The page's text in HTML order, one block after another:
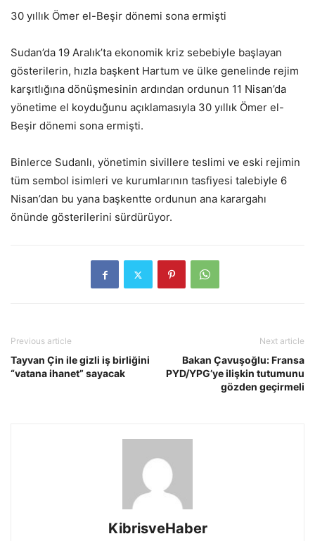
30 yıllık Ömer el-Beşir dönemi sona ermişti
Sudan’da 19 Aralık’ta ekonomik kriz sebebiyle başlayan
gösterilerin, hızla başkent Hartum ve ülke genelinde rejim
karşıtlığına dönüşmesinin ardından ordunun 11 Nisan’da
yönetime el koyduğunu açıklamasıyla 30 yıllık Ömer el-
Beşir dönemi sona ermişti.
Binlerce Sudanlı, yönetimin sivillere teslimi ve eski rejimin
tüm sembol isimleri ve kurumlarının tasfiyesi talebiyle 6
Nisan’dan bu yana başkentte ordunun ana karargahı
önünde gösterilerini sürdürüyor.
Previous article
Tayvan Çin ile gizli iş birliğini
“vatana ihanet” sayacak
Next article
Bakan Çavuşoğlu: Fransa
PYD/YPG’ye ilişkin tutumunu
gözden geçirmeli
KibrisveHaber